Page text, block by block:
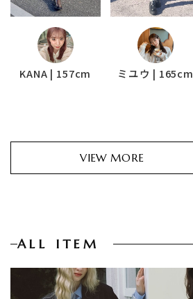
KANA | 157cm ミユウ | 165cm
VIEW MORE
ALL ITEM